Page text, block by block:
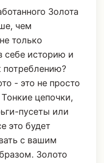
Золота
чем
только
себе историю и
потреблению?
- это не просто
цепочки,
пусеты или
это будет
с вашим
Золото